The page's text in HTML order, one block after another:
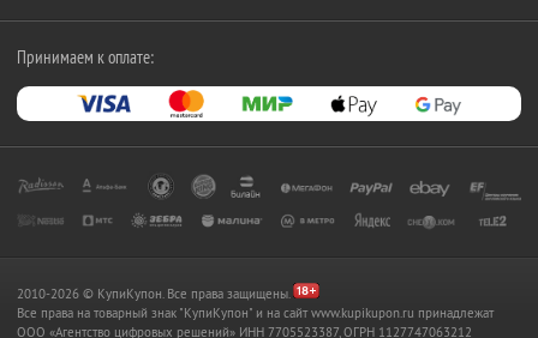
Принимаем к оплате:
2010-2026 © КупиКупон. Все права защищены.
Все права на товарный знак "КупиКупон" и на сайт www.kupikupon.ru принадлежат
OOO «Агентство цифровых решений» ИНН 7705523387, ОГРН 1127747063212